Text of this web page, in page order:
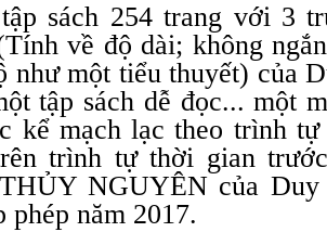
sách 254 trang với 3
về độ dài; không
như một tiểu thuyết) của
tập sách dễ đọc... một
kể mạch lạc theo trình
trình tự thời gian
NGUYÊN của Duy
phép năm 2017.